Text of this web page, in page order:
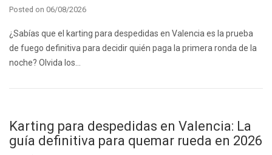
Posted on 06/08/2026
¿Sabías que el karting para despedidas en Valencia es la prueba
de fuego definitiva para decidir quién paga la primera ronda de la
noche? Olvida los…
Karting para despedidas en Valencia: La
guía definitiva para quemar rueda en 2026